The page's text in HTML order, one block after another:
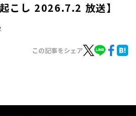
起こし 2026.7.2 放送】
この記事をシェア